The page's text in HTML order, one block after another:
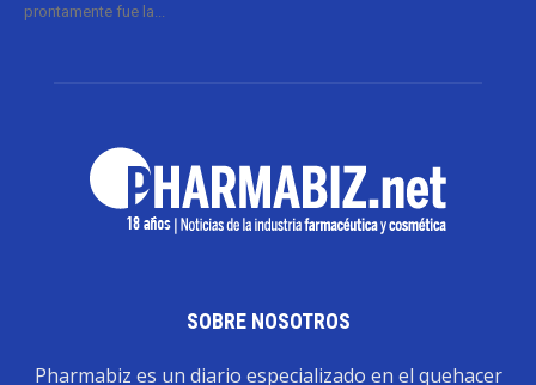
prontamente fue la...
SOBRE NOSOTROS
Pharmabiz es un diario especializado en el quehacer